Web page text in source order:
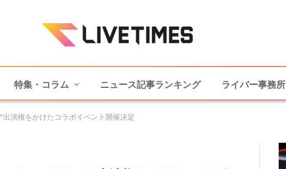
特集・コラム ニュース記事ランキング ライバー事務所
演権をかけたコラボイベント開催決定